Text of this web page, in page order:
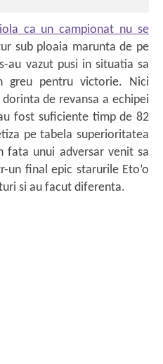
ca un campionat nu se
sub ploaia marunta de pe
au vazut pusi in situatia sa
greu pentru victorie. Nici
de revansa a echipei
fost suficiente timp de 82
pe tabela superioritatea
fata unui adversar venit sa
un final epic starurile Eto’o
si au facut diferenta.